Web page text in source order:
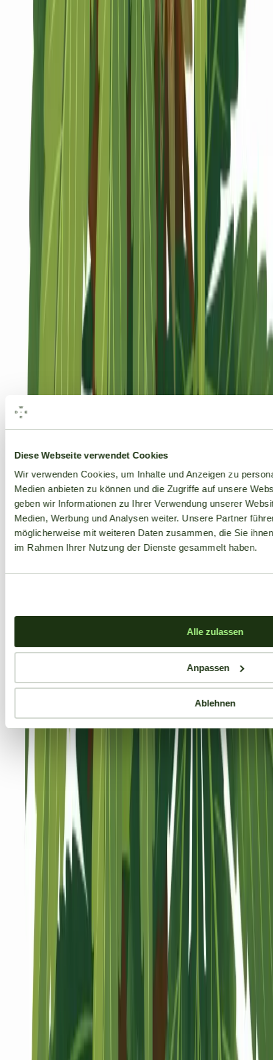
Diese Webseite verwendet Cookies
Wir verwenden Cookies, um Inhalte und Anzeigen zu
Medien anbieten zu können und die Zugriffe auf unsere
geben wir Informationen zu Ihrer Verwendung unserer
Medien, Werbung und Analysen weiter. Unsere Partner
möglicherweise mit weiteren Daten zusammen, die Sie
im Rahmen Ihrer Nutzung der Dienste gesammelt haben.
Alle zulassen
Anpassen
Ablehnen
Marken
Seedbanks